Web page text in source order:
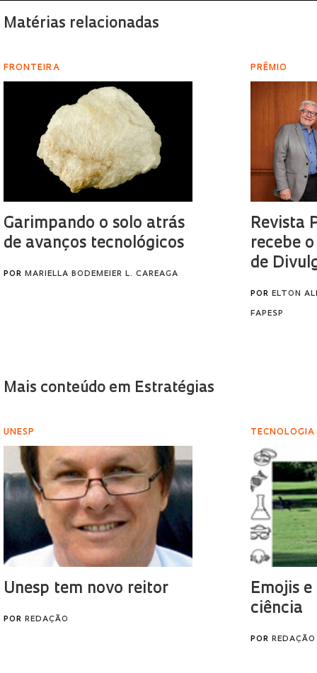
Matérias relacionadas
FRONTEIRA
Garimpando o solo atrás
de avanços tecnológicos
POR MARIELLA BODEMEIER L. CAREAGA
PRÊMIO
Revista
recebe o
de
PORELTON
FAPESP
Mais conteúdo em Estratégias
UNESP
Unesp tem novo reitor
POR REDAÇÃO
TECNOLOGIA
Emojis
ciência
POR REDAÇÃO